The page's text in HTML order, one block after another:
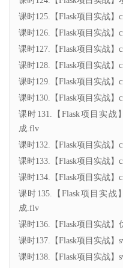
课时125.【Flask项目实战】
课时126.【Flask项目实战
课时127.【Flask项目实战
课时128.【Flask项目实战】
课时129.【Flask项目实战
课时130.【Flask项目实战
课时131.【Flask项目实战
成.flv
课时132.【Flask项目实战】
课时133.【Flask项目实战
课时134.【Flask项目实战
课时135.【Flask项目实战
成.flv
课时136.【Flask项目实战
课时137.【Flask项目实战】
课时138.【Flask项目实战】